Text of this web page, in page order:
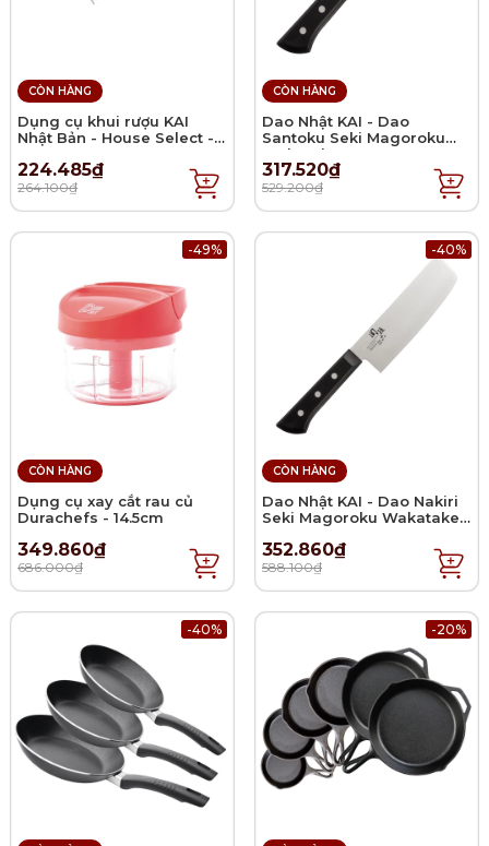
CÒN HÀNG
Dụng cụ khui rượu KAI
Nhật Bản - House Select -
224.485₫
264.100₫
CÒN HÀNG
Dao Nhật KAI - Dao
Santoku Seki Magoroku
Wakatake - 14.5cm
317.520₫
529.200₫
-49%
CÒN HÀNG
Dụng cụ xay cắt rau củ
Durachefs - 14.5cm
349.860₫
686.000₫
-40%
CÒN HÀNG
Dao Nhật KAI - Dao Nakiri
Seki Magoroku Wakatake -
352.860₫
588.100₫
-40% -20%